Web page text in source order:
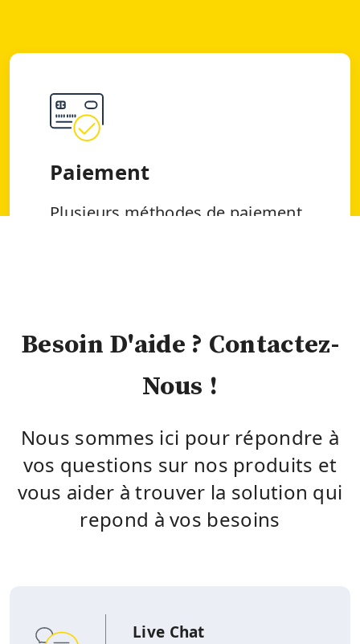
Paiement
Plusieurs méthodes de paiement,
Besoin D'aide ? Contactez-
Nous !
Nous sommes ici pour répondre à
vos questions sur nos produits et
vous aider à trouver la solution qui
repond à vos besoins
Live Chat